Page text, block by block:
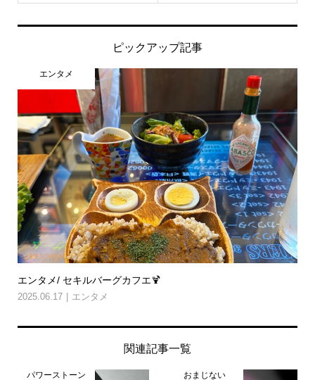
ピックアップ記事
エンタメ
エンタメ/ セキルバーグカフエ🍹
2025.06.17 エンタメ
関連記事一覧
パワーストーン おまじない